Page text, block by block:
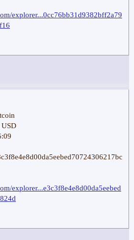
explorer...0cc76bb31d9382bff2a79
explorer...e3c3f8e4e8d00da5eebed